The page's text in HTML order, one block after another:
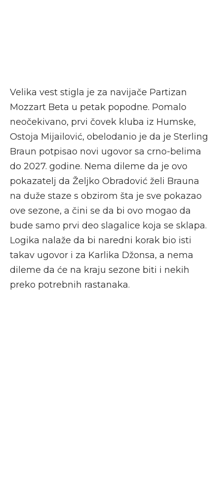
Velika vest stigla je za navijače Partizan
Mozzart Beta u petak popodne. Pomalo
neočekivano, prvi čovek kluba iz Humske,
Ostoja Mijailović, obelodanio je da je Sterling
Braun potpisao novi ugovor sa crno-belima
do 2027. godine. Nema dileme da je ovo
pokazatelj da Željko Obradović želi Brauna
na duže staze s obzirom šta je sve pokazao
ove sezone, a čini se da bi ovo mogao da
bude samo prvi deo slagalice koja se sklapa.
Logika nalaže da bi naredni korak bio isti
takav ugovor i za Karlika Džonsa, a nema
dileme da će na kraju sezone biti i nekih
preko potrebnih rastanaka.